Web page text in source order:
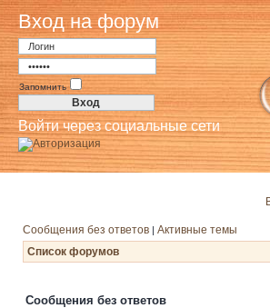
Вход на форум
Запомнить
Войти через социальные сети
Сообщения без ответов | Активные темы
Список форумов
Сообщения без ответов